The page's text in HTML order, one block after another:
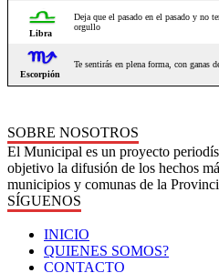
SOBRE NOSOTROS
El Municipal es un proyecto
objetivo la difusión de los hechos
municipios y comunas de la
SÍGUENOS
INICIO
QUIENES SOMOS?
CONTACTO